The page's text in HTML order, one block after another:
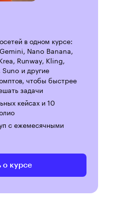
в одном курсе:
Nano Banana,
Runway, Kling,
и другие
чтобы быстрее
задачи
кейсах и 10
с ежемесячными
о курсе